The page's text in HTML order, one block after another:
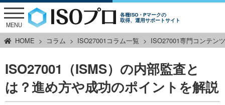
各種ISO・Pマークの
取得、運用サポートサイト
MENU
HOME コラム ISO27001コラム一覧 ISO27001専門コンテンツ
ISO27001（ISMS）の内部監査と
は？進め方や成功のポイントを解説